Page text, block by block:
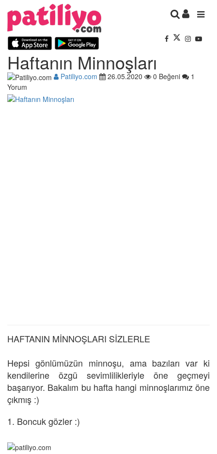
Haftanın Minnoşları
Patiliyo.com 26.05.2020 0 Beğeni
1
Yorum
HAFTANIN MİNNOŞLARI SİZLERLE
Hepsi gönlümüzün minnoşu, ama bazıları var ki
kendilerine özgü sevimlilikleriyle öne geçmeyi
başarıyor. Bakalım bu hafta hangi minnoşlarımız öne
çıkmış :)
1. Boncuk gözler :)